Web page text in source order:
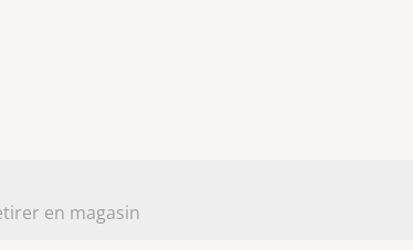
en magasin